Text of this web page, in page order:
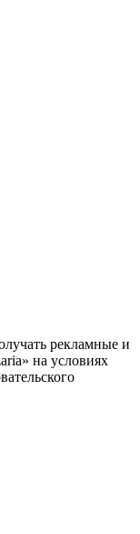
рекламные и
на условиях